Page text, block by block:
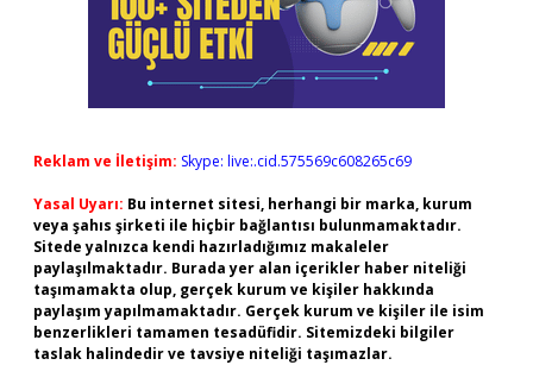
Reklam ve İletişim: Skype: live:.cid.575569c608265c69
Yasal Uyarı: Bu internet sitesi, herhangi bir marka, kurum
veya şahıs şirketi ile hiçbir bağlantısı bulunmamaktadır.
Sitede yalnızca kendi hazırladığımız makaleler
paylaşılmaktadır. Burada yer alan içerikler haber niteliği
taşımamakta olup, gerçek kurum ve kişiler hakkında
paylaşım yapılmamaktadır. Gerçek kurum ve kişiler ile isim
benzerlikleri tamamen tesadüfidir. Sitemizdeki bilgiler
taslak halindedir ve tavsiye niteliği taşımazlar.